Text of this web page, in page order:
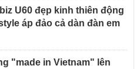
U60 đẹp kinh thiên động
áp đảo cả dàn đàn em
"made in Vietnam" lên